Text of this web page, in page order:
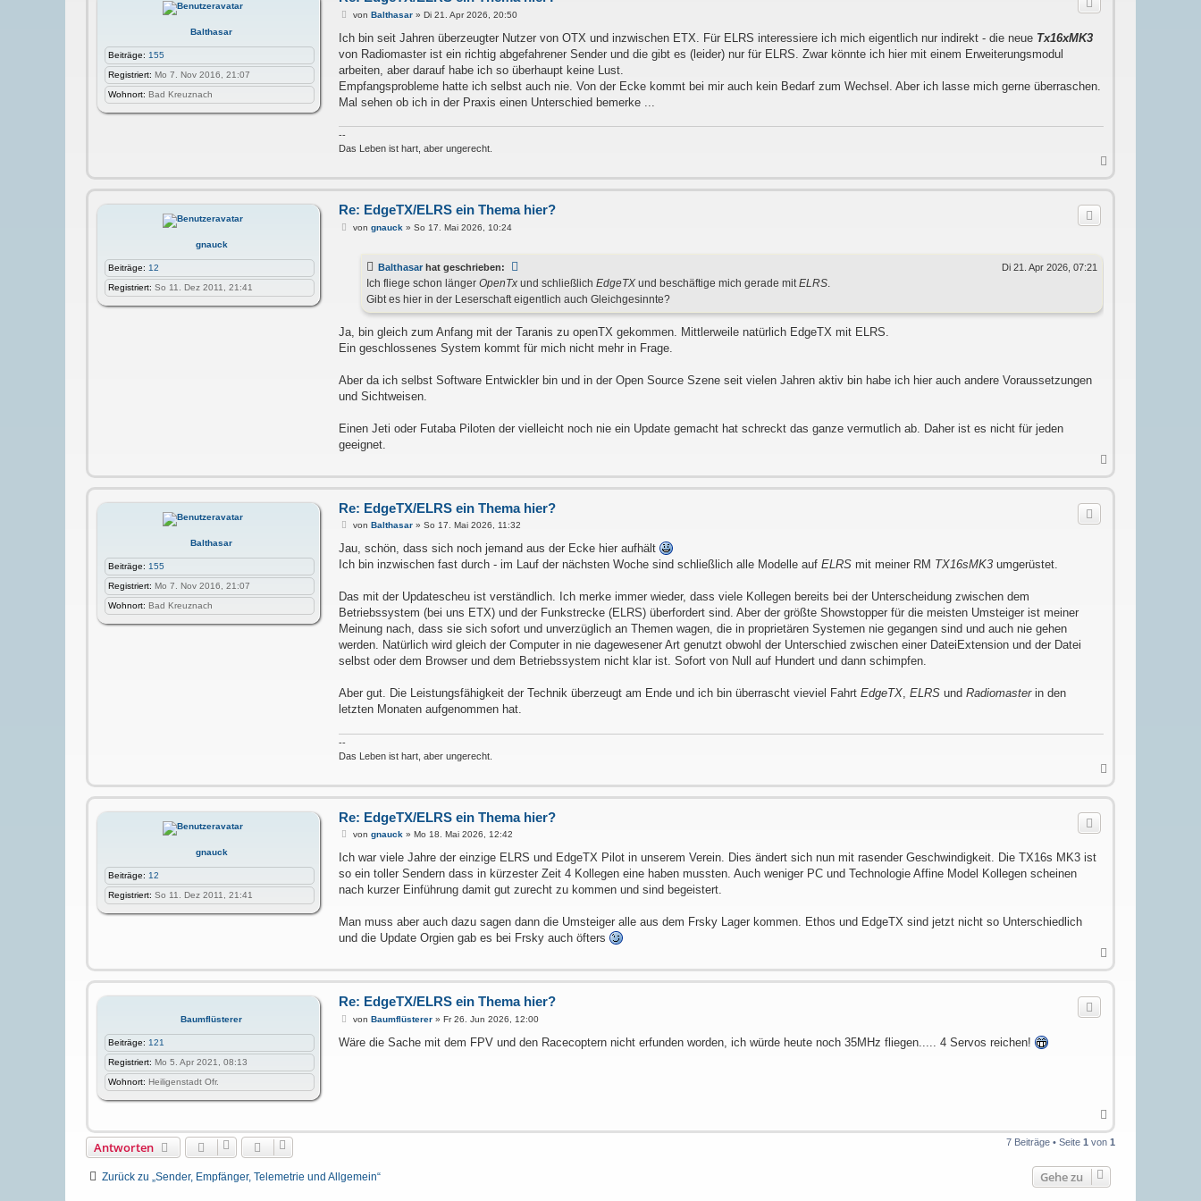
c
h
i
s
t
i
Balthasar
Beiträge: 155
Registriert: Mo 7. Nov 2016, 21:07
Wohnort: Bad Kreuznach
B
i
r
a
vonBalthasar »Di 21. Apr 2026, 20:50
Ich bin seit Jahren überzeugter Nutzer von OTX und inzwischen ETX. Für ELRS interessiere ich mich eigentlich nur indirekt - die neue Tx16xMK3
von Radiomaster ist ein richtig abgefahrener Sender und die gibt es (leider) nur für ELRS. Zwar könnte ich hier mit einem Erweiterungsmodul
arbeiten, aber darauf habe ich so überhaupt keine Lust.
Empfangsprobleme hatte ich selbst auch nie. Von der Ecke kommt bei mir auch kein Bedarf zum Wechsel. Aber ich lasse mich gerne überraschen.
Mal sehen ob ich in der Praxis einen Unterschied bemerke ...
--
Das Leben ist hart, aber ungerecht.
a
h
gnauck
Beiträge: 12
Registriert: So 11. Dez 2011, 21:41
Re: EdgeTX/ELRS ein Thema hier?
Bvongnauck »So 17. Mai 2026, 10:24
Balthasar hat geschrieben: Di 21. Apr 2026, 07:21
Ich fliege schon längerOpenTx und schließlichEdgeTX und beschäftige mich gerade mitELRS.
Gibt es hier in der Leserschaft eigentlich auch Gleichgesinnte?
Ja, bin gleich zum Anfang mit der Taranis zu openTX gekommen. Mittlerweile natürlich EdgeTX mit ELRS.
Ein geschlossenes System kommt für mich nicht mehr in Frage.
Aber da ich selbst Software Entwickler bin und in der Open Source Szene seit vielen Jahren aktiv bin habe ich hier auch andere Voraussetzungen
und Sichtweisen.
Einen Jeti oder Futaba Piloten der vielleicht noch nie ein Update gemacht hat schreckt das ganze vermutlich ab. Daher ist es nicht für jeden
geeignet.
a
h
Balthasar
Beiträge: 155
Registriert: Mo 7. Nov 2016, 21:07
Wohnort: Bad Kreuznach
Re: EdgeTX/ELRS ein Thema hier?
B
i
r
vonBalthasar »So 17. Mai 2026, 11:32
Jau, schön, dass sich noch jemand aus der Ecke hier aufhält
Ich bin inzwischen fast durch - im Lauf der nächsten Woche sind schließlich alle Modelle aufELRS mit meiner RM TX16sMK3 umgerüstet.
Das mit der Updatescheu ist verständlich. Ich merke immer wieder, dass viele Kollegen bereits bei der Unterscheidung zwischen dem
Betriebssystem (bei uns ETX) und der Funkstrecke (ELRS) überfordert sind. Aber der größte Showstopper für die meisten Umsteiger ist meiner
Meinung nach, dass sie sich sofort und unverzüglich an Themen wagen, die in proprietären Systemen nie gegangen sind und auch nie gehen
werden. Natürlich wird gleich der Computer in nie dagewesener Art genutzt obwohl der Unterschied zwischen einer DateiExtension und der Datei
selbst oder dem Browser und dem Betriebssystem nicht klar ist. Sofort von Null auf Hundert und dann schimpfen.
Aber gut. Die Leistungsfähigkeit der Technik überzeugt am Ende und ich bin überrascht vieviel FahrtEdgeTX,ELRS undRadiomasterin den
letzten Monaten aufgenommen hat.
--
Das Leben ist hart, aber ungerecht.
a
h
gnauck
Beiträge: 12
Registriert: So 11. Dez 2011, 21:41
Re: EdgeTX/ELRS ein Thema hier?
B
i
r
a
vongnauck »Mo 18. Mai 2026, 12:42
Ich war viele Jahre der einzige ELRS und EdgeTX Pilot in unserem Verein. Dies ändert sich nun mit rasender Geschwindigkeit. Die TX16s MK3 ist
so ein toller Sendern dass in kürzester Zeit 4 Kollegen eine haben mussten. Auch weniger PC und Technologie Affine Model Kollegen scheinen
nach kurzer Einführung damit gut zurecht zu kommen und sind begeistert.
Man muss aber auch dazu sagen dann die Umsteiger alle aus dem Frsky Lager kommen. Ethos und EdgeTX sind jetzt nicht so Unterschiedlich
und die Update Orgien gab es bei Frsky auch öfters
a
h
Baumflüsterer
Beiträge: 121
Registriert: Mo 5. Apr 2021, 08:13
Wohnort: Heiligenstadt Ofr.
Re: EdgeTX/ELRS ein Thema hier?
B
i
vonBaumflüsterer »Fr 26. Jun 2026, 12:00
Wäre die Sache mit dem FPV und den Racecoptern nicht erfunden worden, ich würde heute noch 35MHz fliegen..... 4 Servos reichen!
a
c
Antworten 7 Beiträge • Seite 1 von 1
Zurück zu „Sender, Empfänger, Telemetrie und Allgemein“ Gehe zu